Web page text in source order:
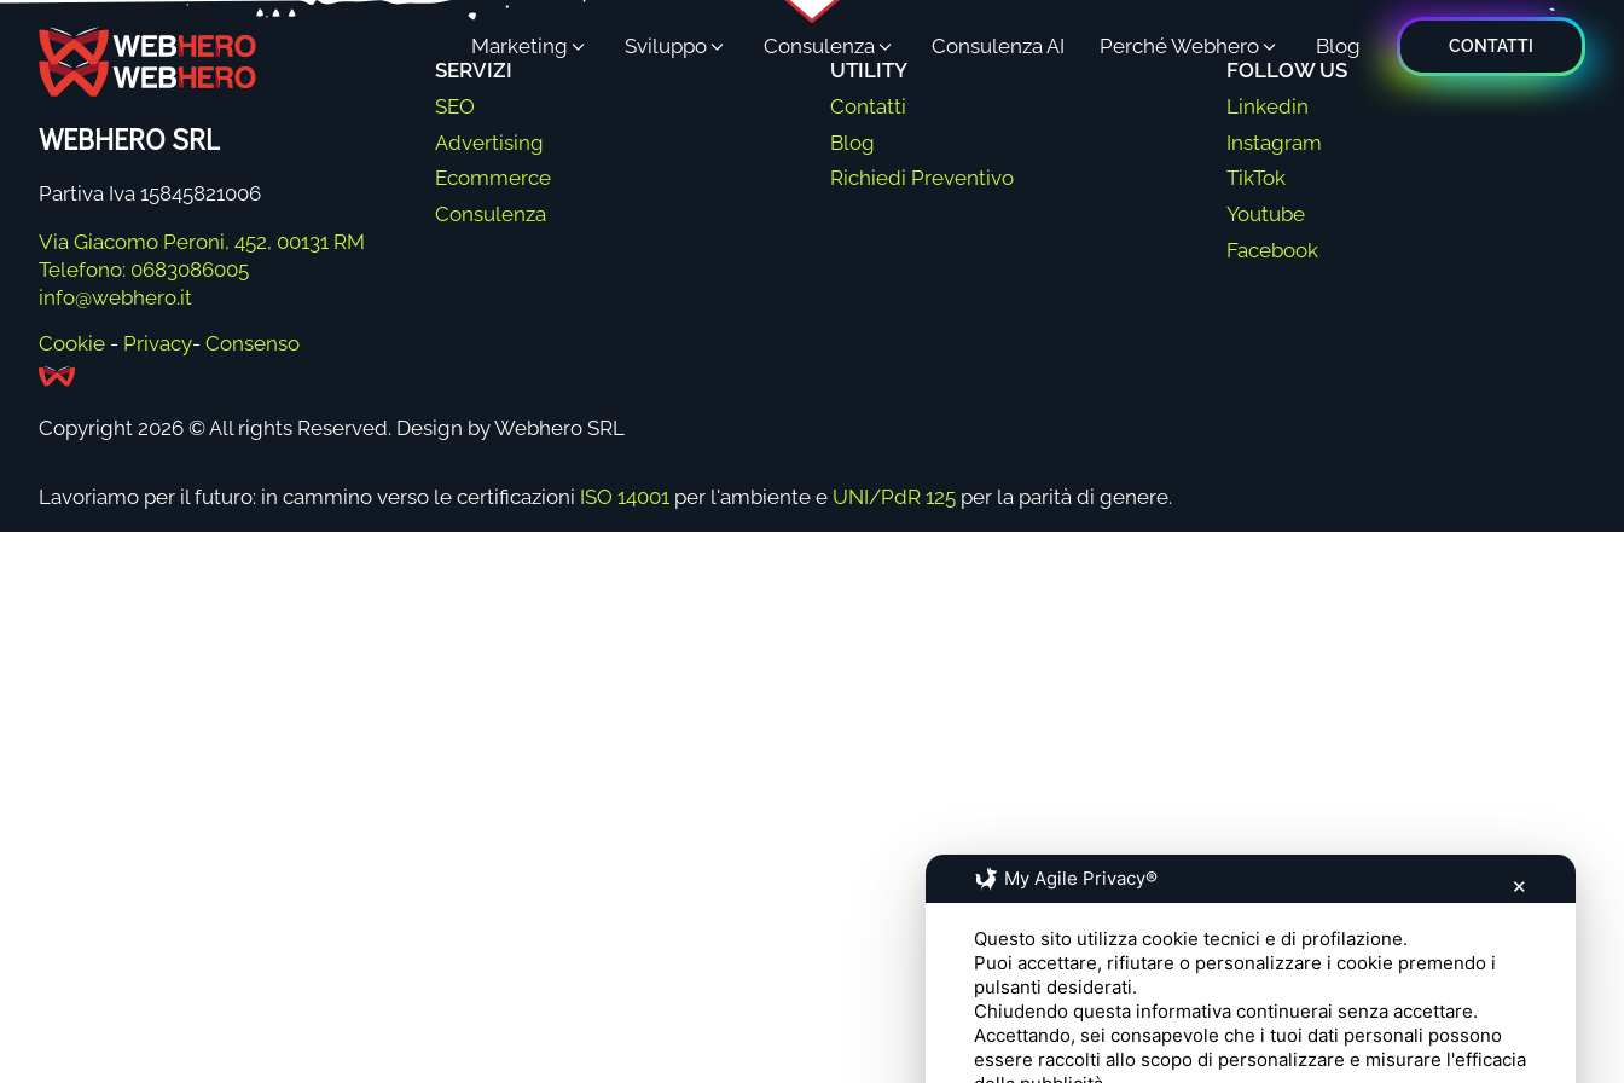
Marketing Sviluppo Consulenza Consulenza AI Perché Webhero Blog CONTATTI
WEBHERO SRL
Partiva Iva 15845821006
Via Giacomo Peroni, 452, 00131 RM
Telefono: 0683086005
info@webhero.it
SERVIZI
SEO
Advertising
Ecommerce
Consulenza
UTILITY
Contatti
Blog
Richiedi Preventivo
FOLLOW US
Linkedin
Instagram
TikTok
Youtube
Facebook
Cookie - Privacy- Consenso
Copyright 2026 © All rights Reserved. Design by Webhero SRL
Lavoriamo per il futuro: in cammino verso le certificazioni ISO 14001 per l'ambiente e UNI/PdR 125 per la parità di genere.
My Agile Privacy® ✕
Questo sito utilizza cookie tecnici e di profilazione.
Puoi accettare, rifiutare o personalizzare i cookie premendo i
pulsanti desiderati.
Chiudendo questa informativa continuerai senza accettare.
Accettando, sei consapevole che i tuoi dati personali possono
essere raccolti allo scopo di personalizzare e misurare l'efficacia